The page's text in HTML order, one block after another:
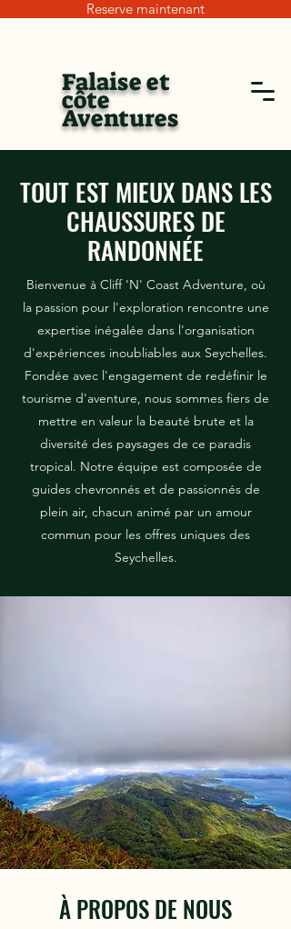
Reserve maintenant
Falaise et
côte
Aventures
TOUT EST MIEUX DANS LES
CHAUSSURES DE
RANDONNÉE
Bienvenue à Cliff 'N' Coast Adventure, où
la passion pour l'exploration rencontre une
expertise inégalée dans l'organisation
d'expériences inoubliables aux Seychelles.
Fondée avec l'engagement de redéfinir le
tourisme d'aventure, nous sommes fiers de
mettre en valeur la beauté brute et la
diversité des paysages de ce paradis
tropical. Notre équipe est composée de
guides chevronnés et de passionnés de
plein air, chacun animé par un amour
commun pour les offres uniques des
Seychelles.
À PROPOS DE NOUS